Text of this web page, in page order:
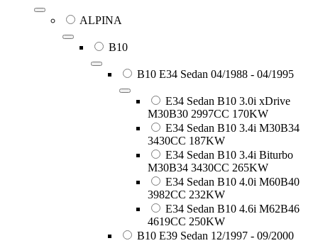
ALPINA
B10
B10 E34 Sedan 04/1988 - 04/1995
E34 Sedan B10 3.0i xDrive
M30B30 2997CC 170KW
E34 Sedan B10 3.4i M30B34
3430CC 187KW
E34 Sedan B10 3.4i Biturbo
M30B34 3430CC 265KW
E34 Sedan B10 4.0i M60B40
3982CC 232KW
E34 Sedan B10 4.6i M62B46
4619CC 250KW
B10 E39 Sedan 12/1997 - 09/2000